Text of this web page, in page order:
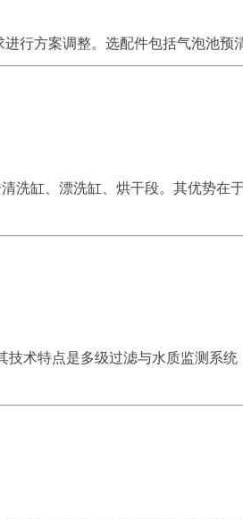
行方案调整。选配件包括气泡池预
缸、漂洗缸、烘干段。其优势在
术特点是多级过滤与水质监测系